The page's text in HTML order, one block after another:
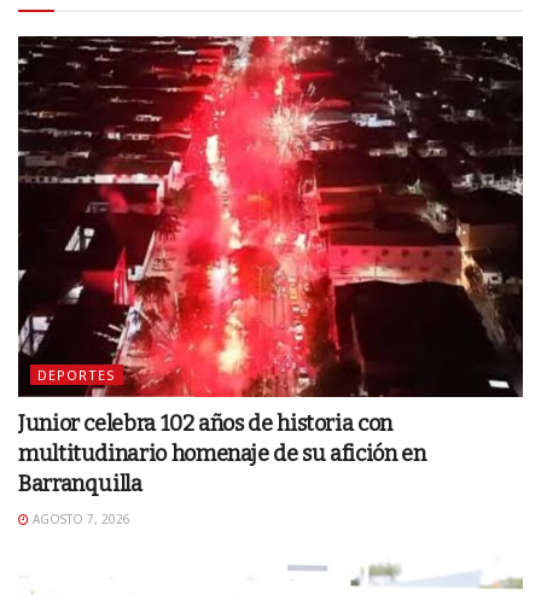
DEPORTES
Junior celebra 102 años de historia con
multitudinario homenaje de su afición en
Barranquilla
AGOSTO 7, 2026